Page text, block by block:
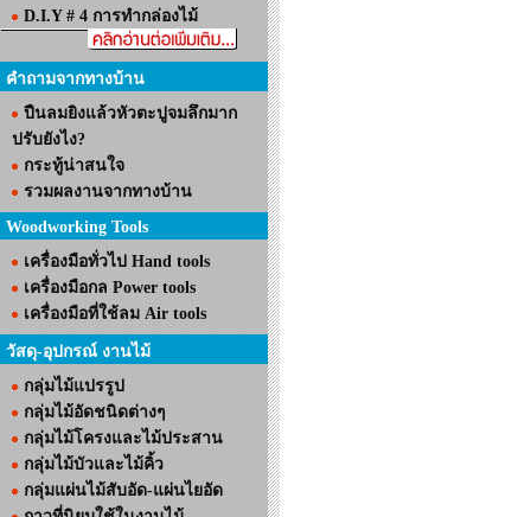
D.I.Y # 4 การทำกล่องไม้
คำถามจากทางบ้าน
ปืนลมยิงแล้วหัวตะปูจมลึกมาก
ปรับยังไง?
กระทู้น่าสนใจ
รวมผลงานจากทางบ้าน
Woodworking Tools
เครื่องมือทั่วไป Hand tools
เครื่องมือกล Power tools
เครื่องมือที่ใช้ลม Air tools
วัสดุ-อุปกรณ์ งานไม้
กลุ่มไม้แปรรูป
กลุ่มไม้อัดชนิดต่างๆ
กลุ่มไม้โครงและไม้ประสาน
กลุ่มไม้บัวและไม้คิ้ว
กลุ่มแผ่นไม้สับอัด-แผ่นไยอัด